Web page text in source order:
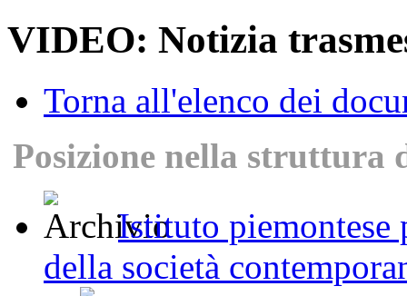
VIDEO: Notizia
Torna all'elenco dei
Posizione nella struttura
Istituto piemontese
della società